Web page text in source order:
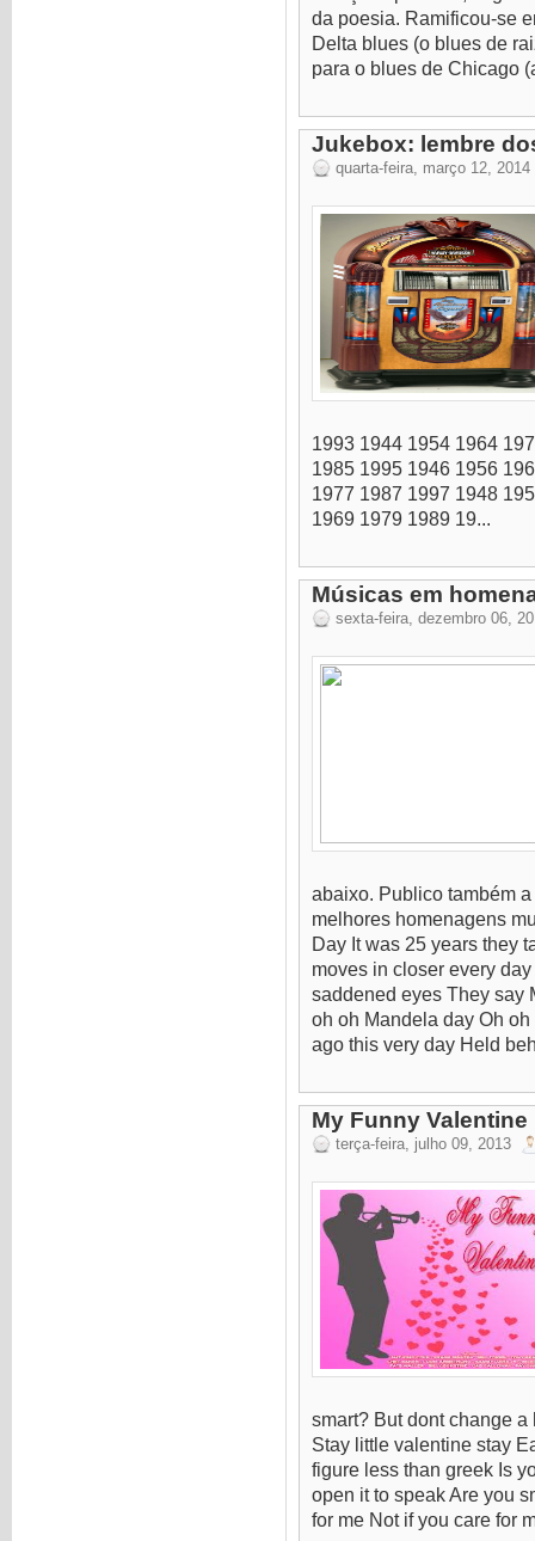
da poesia. Ramificou-se
Delta blues (o blues de
para o blues de Chicago
Jukebox: lembre
quarta-feira, março 12, 2014
1993 1944 1954 1964
1985 1995 1946 1956
1977 1987 1997 1948
1969 1979 1989 19...
Músicas em
sexta-feira, dezembro 06,
abaixo. Publico também
melhores homenagens
Day It was 25 years they
moves in closer every
saddened eyes They say
oh oh Mandela day Oh
ago this very day Held
My Funny Valentine
terça-feira, julho 09, 2013
smart? But dont change
Stay little valentine stay
figure less than greek Is
open it to speak Are you
for me Not if you care for